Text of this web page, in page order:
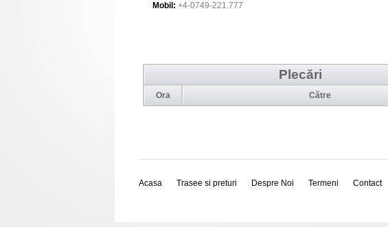
Mobil: +4-0749-221.777
Plecări
Ora Către
Acasa Trasee si preturi Despre Noi Termeni Contact